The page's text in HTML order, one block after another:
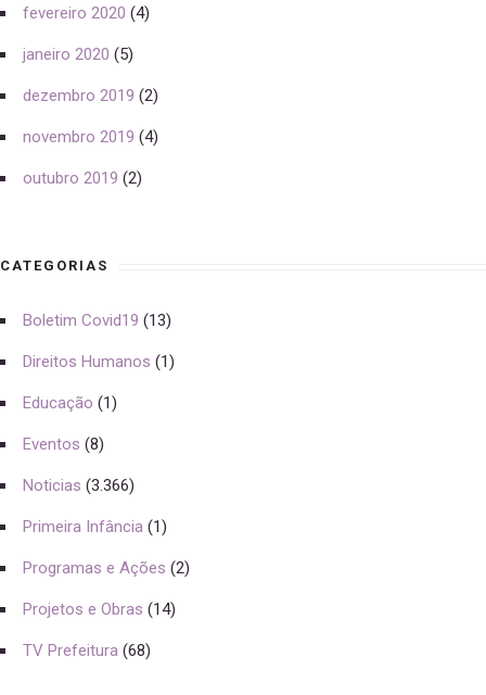
fevereiro 2020 (4)
janeiro 2020 (5)
dezembro 2019 (2)
novembro 2019 (4)
outubro 2019 (2)
CATEGORIAS
Boletim Covid19 (13)
Direitos Humanos (1)
Educação (1)
Eventos (8)
Noticias (3.366)
Primeira Infância (1)
Programas e Ações (2)
Projetos e Obras (14)
TV Prefeitura (68)